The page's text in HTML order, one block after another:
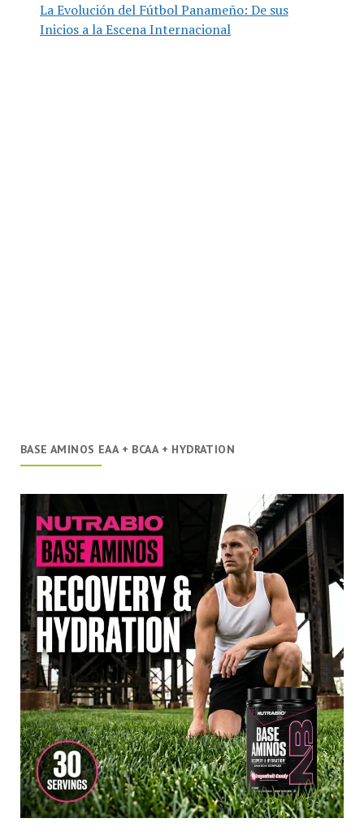
La Evolución del Fútbol Panameño: De sus
Inicios a la Escena Internacional
BASE AMINOS EAA + BCAA + HYDRATION